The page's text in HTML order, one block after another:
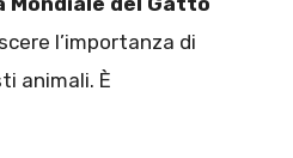
l’importanza di
animali. È